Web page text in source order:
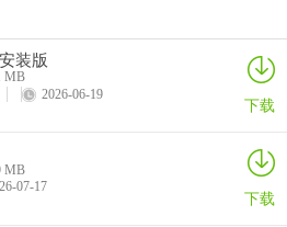
穿什么衣服合适，来“去拍”APP就对
议的软件，但能给你超多灵感。这里汇
高清摄影作品，持续更新。你可以在摄
如参考模特在红叶背景下的服装搭配，
装风格。而且平台对注册用户及发布内
付机制，安全可信。有了它，你再也不
装版
MB
2026-06-19 下载
MB
07-17 下载